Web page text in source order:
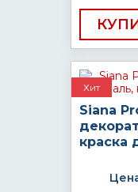
Хит
Siana
краска